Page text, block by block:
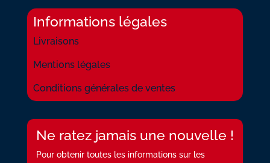
Informations légales
Livraisons
Mentions légales
Conditions générales de ventes
Ne ratez jamais une nouvelle !
Pour obtenir toutes les informations sur les